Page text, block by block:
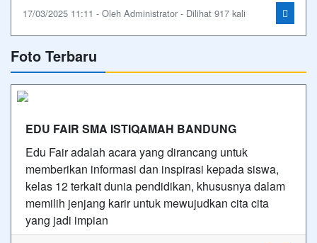
17/03/2025 11:11 - Oleh Administrator - Dilihat 917 kali
Foto Terbaru
EDU FAIR SMA ISTIQAMAH BANDUNG
Edu Fair adalah acara yang dirancang untuk
memberikan informasi dan inspirasi kepada siswa,
kelas 12 terkait dunia pendidikan, khususnya dalam
memilih jenjang karir untuk mewujudkan cita cita
yang jadi impian